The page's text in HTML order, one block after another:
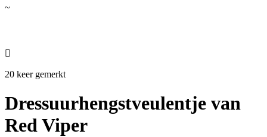
~

20 keer gemerkt
Dressuurhengstveulentje van
Red Viper